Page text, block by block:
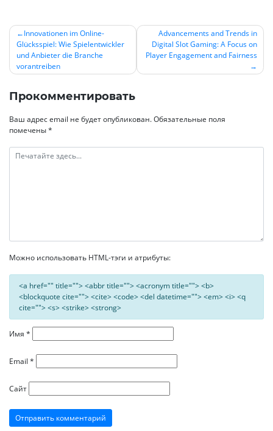
Навигация
по
Innovationen im Online-
Glücksspiel: Wie Spielentwickler
und Anbieter die Branche
vorantreiben
Advancements and Trends in
Digital Slot Gaming: A Focus on
Player Engagement and Fairness
Прокомментировать
Ваш адрес email не будет опубликован.Обязательные поля
помечены*
Можно использовать HTML-тэги и атрибуты:
<a href="" title=""> <abbr title=""> <acronym title=""> <b>
<blockquote cite=""> <cite> <code> <del datetime=""> <em> <i> <q
cite=""> <s> <strike> <strong>
Имя *
Email *
Сайт